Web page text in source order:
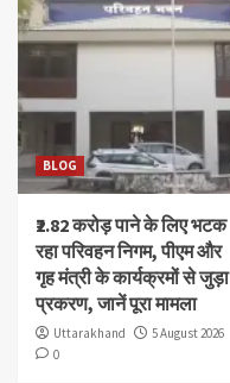
BLOG
₹2.82 करोड़ पाने के लिए भटक
रहा परिवहन निगम, पीएम और
गृह मंत्री के कार्यक्रमों से जुड़ा
प्रकरण, जानें पूरा मामला
Uttarakhand
5 August 2026
0